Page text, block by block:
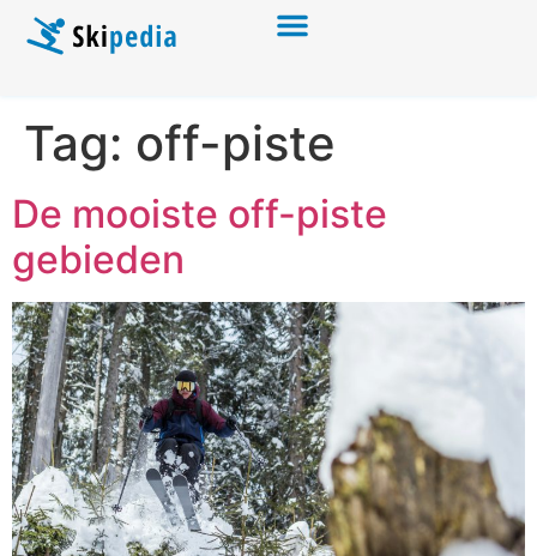
Tag: off-piste
De mooiste off-piste
gebieden